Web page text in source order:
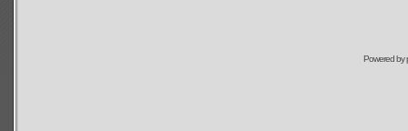
Powered by